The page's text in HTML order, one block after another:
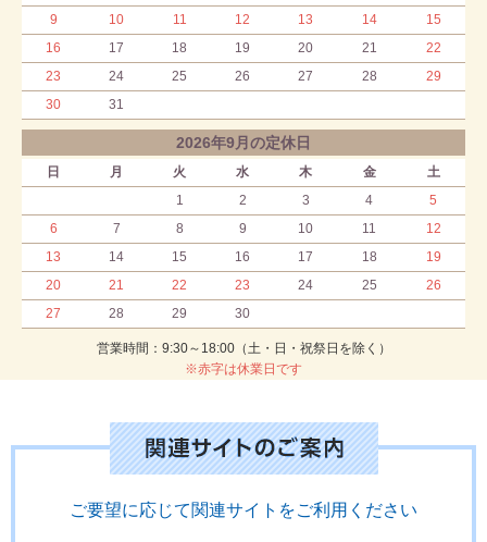
9
10 11 12 13 14
15
16
17 18 19 20 21
22
23
24 25 26 27 28
29
30
31
2026年9月の定休日
日 月 火 水 木 金
土
1
2 3 4
5
6
7 8 9 10 11
12
13
14 15 16 17 18
19
20
21 22 23 24 25
26
27
28 29 30
営業時間：9:30～18:00（土・日・祝祭日を除く）
※赤字は休業日です
ご要望に応じて関連サイトをご利用ください